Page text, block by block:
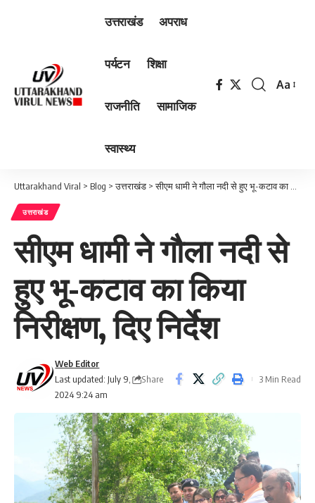
उत्तराखंड अपराध
पर्यटन शिक्षा
राजनीति सामाजिक
स्वास्थ्य
Font
Aa
Uttarakhand Viral > Blog >उत्तराखंड >सीएम धामी ने गौला नदी से हुए भू-कटाव का किया निरीक्षण, दिए निर्देश
उत्तराखंड
सीएम धामी ने गौला नदी से
हुए भू-कटाव का किया
निरीक्षण, दिए निर्देश
Last updated: July 9,
2024 9:24 am
Web Editor
Share
3 Min Read